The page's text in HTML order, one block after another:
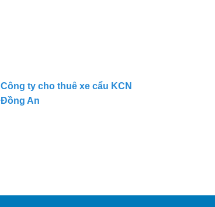
Công ty cho thuê xe cẩu KCN
Đồng An